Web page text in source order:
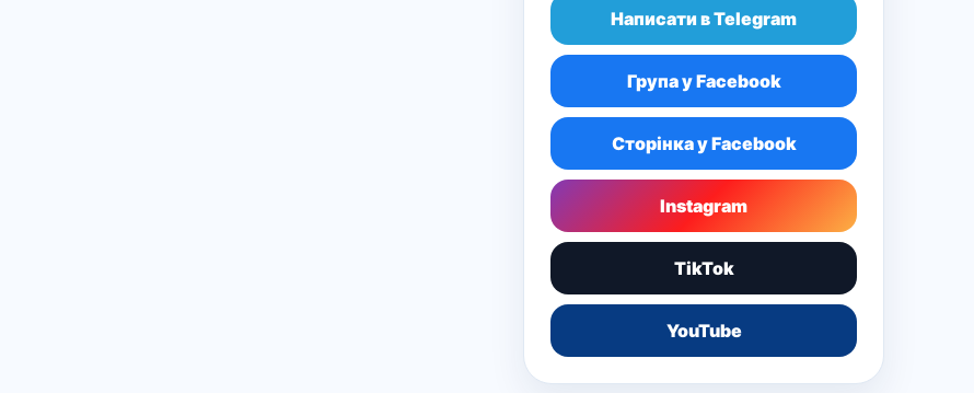
Написати в Telegram
Група у Facebook
Сторінка у Facebook
Instagram
TikTok
YouTube